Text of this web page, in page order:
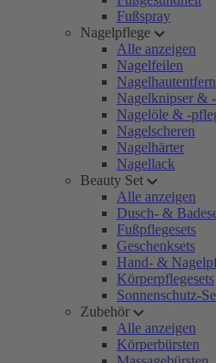
Fußspray
Nagelpflege
Alle anzeigen
Nagelfeilen
Nagelknipser &
Nagelöle & -
Nagelscheren
Nagelhärter
Nagellack
Beauty Set
Alle anzeigen
Dusch- &
Fußpflegesets
Geschenksets
Hand- &
Körperpflegesets
Sonnenschutz-
Zubehör
Alle anzeigen
Körperbürsten